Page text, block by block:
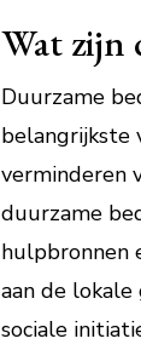
Wat zijn
Duurzame
belangrijkste
verminderen
duurzame
hulpbronnen
aan de
sociale